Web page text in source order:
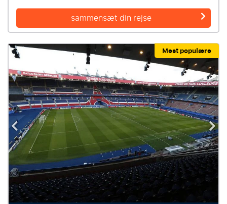
sammensæt din rejse
Mest populære